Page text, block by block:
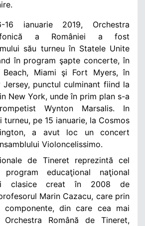
ianuarie 2019, Orchestra
a României a fost
său turneu în Statele Unite
în program şapte concerte, în
Miami şi Fort Myers, în
Jersey, punctul culminant fiind la
New York, unde în prim plan s-a
Wynton Marsalis. In
pe 15 ianuarie, la Cosmos
a avut loc un concert
Violoncelissimo.
de Tineret reprezintă cel
educaţional naţional
clasice creat în 2008 de
Marin Cazacu, care prin
componente, din care cea mai
Română de Tineret,